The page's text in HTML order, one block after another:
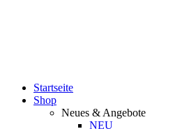
Startseite
Shop
Neues & Angebote
NEU